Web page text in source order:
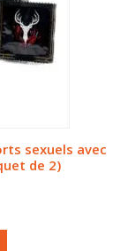
sexuels avec
de 2)